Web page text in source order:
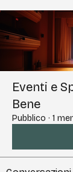
Eventi e
Bene
Pubblico · 1